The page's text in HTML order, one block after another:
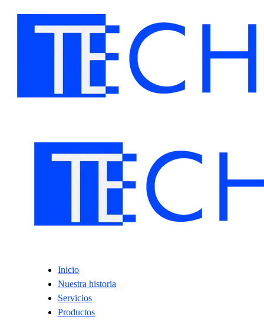
Inicio
Nuestra historia
Servicios
Productos